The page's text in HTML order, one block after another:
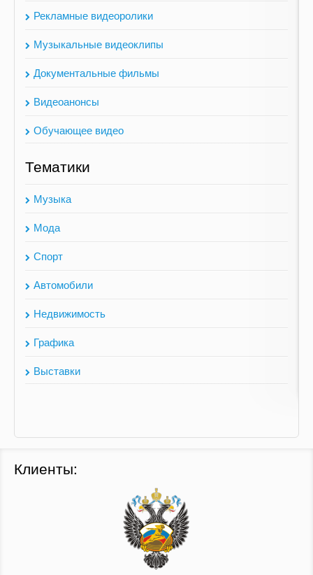
Рекламные видеоролики
Музыкальные видеоклипы
Документальные фильмы
Видеоанонсы
Обучающее видео
Тематики
Музыка
Мода
Спорт
Автомобили
Недвижимость
Графика
Выставки
Клиенты: